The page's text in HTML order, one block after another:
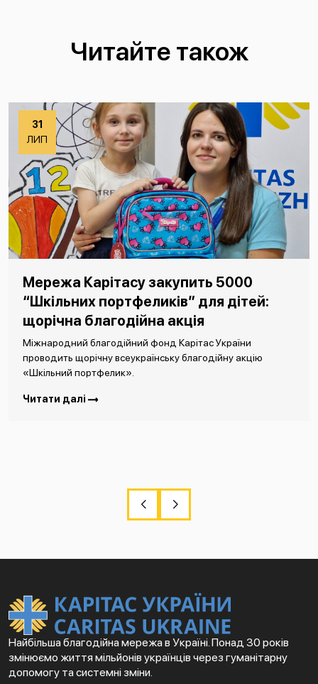
Читайте також
31
ЛИП
Мережа Карітасу закупить 5000
“Шкільних портфеликів” для дітей:
щорічна благодійна акція
Міжнародний благодійний фонд Карітас України
проводить щорічну всеукраїнську благодійну акцію
«Шкільний портфелик».
Читати далі
Найбільша благодійна мережа в Україні. Понад 30 років
змінюємо життя мільйонів українців через гуманітарну
допомогу та системні зміни.